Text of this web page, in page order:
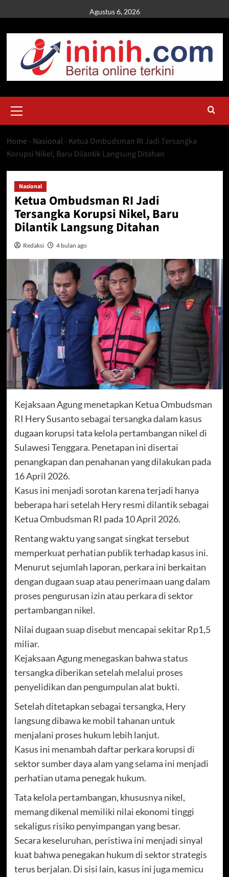
to
content
Agustus 6, 2026
Menu
Home - Nasional - Ketua Ombudsman RI Jadi Tersangka
Korupsi Nikel, Baru Dilantik Langsung Ditahan
Nasional
Ketua Ombudsman RI Jadi
Tersangka Korupsi Nikel, Baru
Dilantik Langsung Ditahan
Redaksi 4 bulan ago
Kejaksaan Agung menetapkan Ketua Ombudsman
RI Hery Susanto sebagai tersangka dalam kasus
dugaan korupsi tata kelola pertambangan nikel di
Sulawesi Tenggara. Penetapan ini disertai
penangkapan dan penahanan yang dilakukan pada
16 April 2026.
Kasus ini menjadi sorotan karena terjadi hanya
beberapa hari setelah Hery resmi dilantik sebagai
Ketua Ombudsman RI pada 10 April 2026.
Rentang waktu yang sangat singkat tersebut
memperkuat perhatian publik terhadap kasus ini.
Menurut sejumlah laporan, perkara ini berkaitan
dengan dugaan suap atau penerimaan uang dalam
proses pengurusan izin atau perkara di sektor
pertambangan nikel.
Nilai dugaan suap disebut mencapai sekitar Rp1,5
miliar.
Kejaksaan Agung menegaskan bahwa status
tersangka diberikan setelah melalui proses
penyelidikan dan pengumpulan alat bukti.
Setelah ditetapkan sebagai tersangka, Hery
langsung dibawa ke mobil tahanan untuk
menjalani proses hukum lebih lanjut.
Kasus ini menambah daftar perkara korupsi di
sektor sumber daya alam yang selama ini menjadi
perhatian utama penegak hukum.
Tata kelola pertambangan, khususnya nikel,
memang dikenal memiliki nilai ekonomi tinggi
sekaligus risiko penyimpangan yang besar.
Secara keseluruhan, peristiwa ini menjadi sinyal
kuat bahwa penegakan hukum di sektor strategis
terus berjalan. Di sisi lain, kasus ini juga memicu